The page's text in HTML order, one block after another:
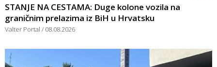
STANJE NA CESTAMA: Duge kolone vozila na
graničnim prelazima iz BiH u Hrvatsku
Valter Portal 08.08.2026